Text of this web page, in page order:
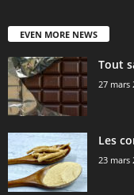
EVEN MORE NEWS
Tout
27 mars
Les
23 mars